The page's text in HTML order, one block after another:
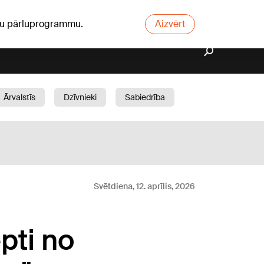
pārluprogrammu. Aizvērt
Ārvalstīs Dzīvnieki
Sabiedrība
Svētdiena, 12. aprīlis, 2026
no